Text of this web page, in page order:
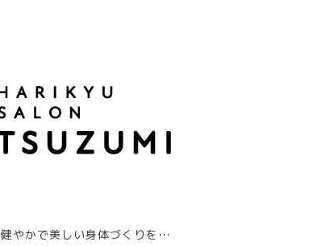
健やかで美しい身体づくりを…